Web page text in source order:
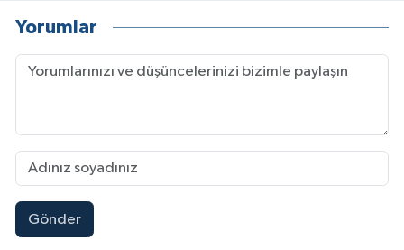
Yorumlar
Gönder